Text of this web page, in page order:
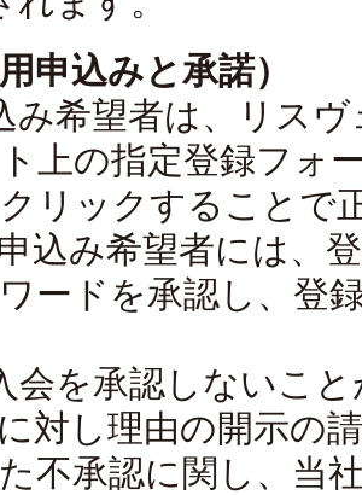
申込みと承諾）
み希望者は、リス
上の指定登録フォ
リックすることで
込み希望者には、
ードを承認し、登
会を承認しないこ
対し理由の開示の
不承認に関し、当
開業50周
アット ハ
新